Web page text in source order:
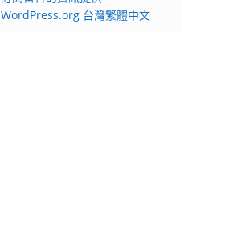
WordPress.org 台灣繁體中文